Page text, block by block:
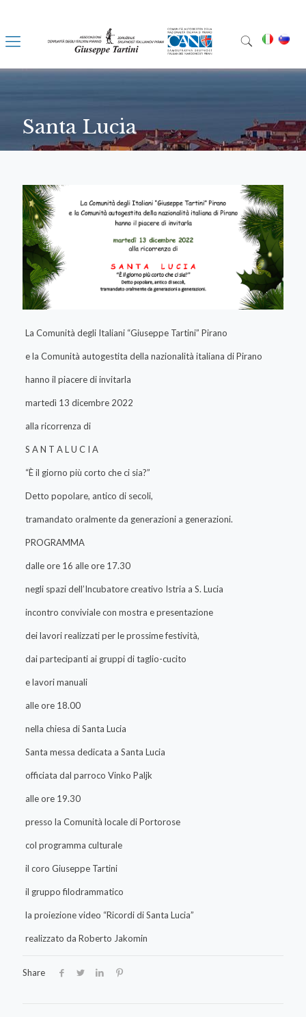
Santa Lucia
La Comunità degli Italiani “Giuseppe Tartini” Pirano
e la Comunità autogestita della nazionalità italiana di Pirano
hanno il piacere di invitarla
martedì 13 dicembre 2022
alla ricorrenza di
S A N T A L U C I A
“È il giorno più corto che ci sia?”
Detto popolare, antico di secoli,
tramandato oralmente da generazioni a generazioni.
PROGRAMMA
dalle ore 16 alle ore 17.30
negli spazi dell’Incubatore creativo Istria a S. Lucia
incontro conviviale con mostra e presentazione
dei lavori realizzati per le prossime festività,
dai partecipanti ai gruppi di taglio-cucito
e lavori manuali
alle ore 18.00
nella chiesa di Santa Lucia
Santa messa dedicata a Santa Lucia
officiata dal parroco Vinko Paljk
alle ore 19.30
presso la Comunità locale di Portorose
col programma culturale
il coro Giuseppe Tartini
il gruppo filodrammatico
la proiezione video “Ricordi di Santa Lucia”
realizzato da Roberto Jakomin
Share